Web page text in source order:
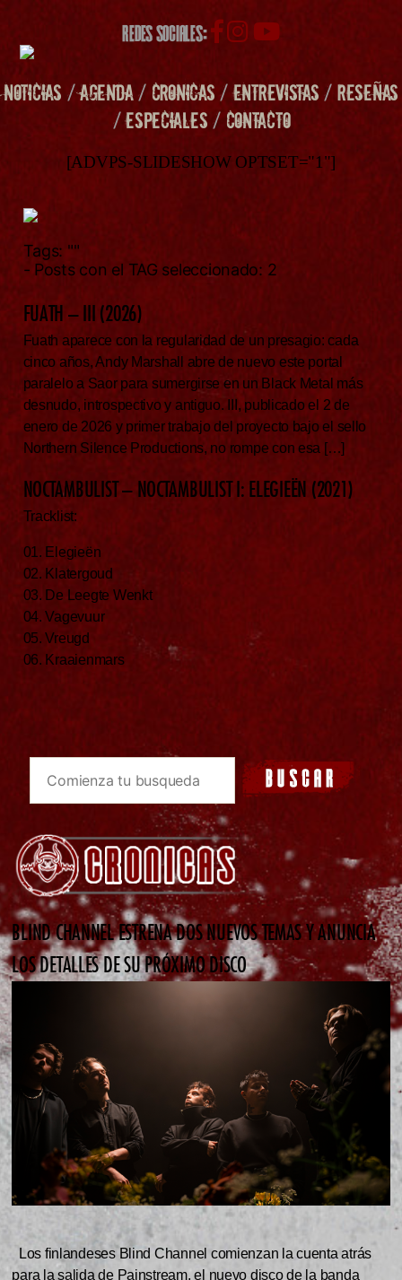
REDES SOCIALES:
NOTICIAS /AGENDA/ CRONICAS/ENTREVISTAS/RESEÑAS
/ESPECIALES/ CONTACTO
[ADVPS-SLIDESHOW OPTSET="1"]
Tags: ""
- Posts con el TAG seleccionado: 2
FUATH – III (2026)
Fuath aparece con la regularidad de un presagio: cada
cinco años, Andy Marshall abre de nuevo este portal
paralelo a Saor para sumergirse en un Black Metal más
desnudo, introspectivo y antiguo. III, publicado el 2 de
enero de 2026 y primer trabajo del proyecto bajo el sello
Northern Silence Productions, no rompe con esa […]
NOCTAMBULIST – NOCTAMBULIST I: ELEGIEËN (2021)
Tracklist:
01. Elegieën
02. Klatergoud
03. De Leegte Wenkt
04. Vagevuur
05. Vreugd
06. Kraaienmars
BLIND CHANNEL ESTRENA DOS NUEVOS TEMAS Y ANUNCIA
LOS DETALLES DE SU PRÓXIMO DISCO
Los finlandeses Blind Channel comienzan la cuenta atrás
para la salida de Painstream, el nuevo disco de la banda